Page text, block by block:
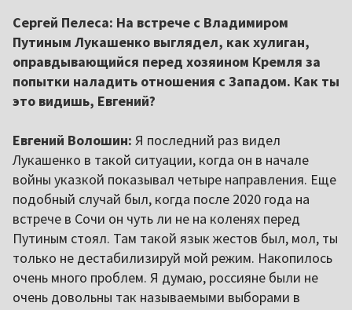
Сергей Пелеса: На встрече с Владимиром
Путиным Лукашенко выглядел, как хулиган,
оправдывающийся перед хозяином Кремля за
попытки наладить отношения с Западом. Как ты
это видишь, Евгений?
Евгений Волошин: Я последний раз видел
Лукашенко в такой ситуации, когда он в начале
войны указкой показывал четыре направления. Еще
подобный случай был, когда после 2020 года на
встрече в Сочи он чуть ли не на коленях перед
Путиным стоял. Там такой язык жестов был, мол, ты
только не дестабилизируй мой режим. Накопилось
очень много проблем. Я думаю, россияне были не
очень довольны так называемыми выборами в